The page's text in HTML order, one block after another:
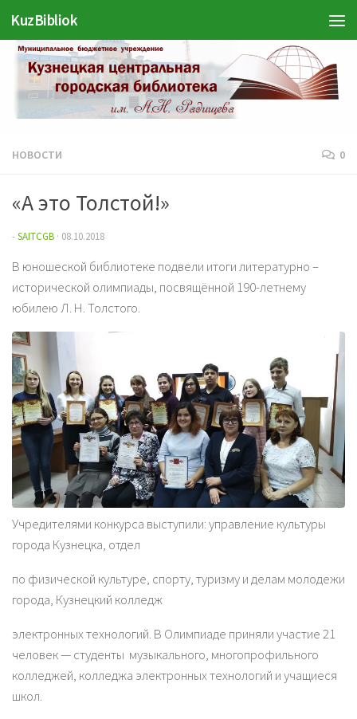
Перейти к содержимому
KuzBibliok
НОВОСТИ 0
«А это Толстой!»
-SAITCGB · 08.10.2018
В юношеской библиотеке подвели итоги литературно –
исторической олимпиады, посвящённой 190-летнему
юбилею Л. Н. Толстого.
Учредителями конкурса выступили: управление культуры
города Кузнецка, отдел
по физической культуре, спорту, туризму и делам молодежи
города, Кузнецкий колледж
электронных технологий. В Олимпиаде приняли участие 21
человек — студенты музыкального, многопрофильного
колледжей, колледжа электронных технологий и учащиеся
школ.